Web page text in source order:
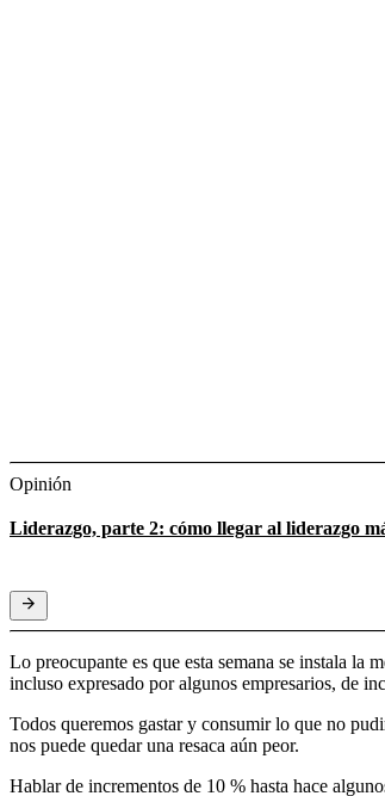
Opinión
Liderazgo, parte 2: cómo llegar al liderazgo
Lo preocupante es que esta semana se instala la
incluso expresado por algunos empresarios, de
Todos queremos gastar y consumir lo que no
nos puede quedar una resaca aún peor.
Hablar de incrementos de 10 % hasta hace